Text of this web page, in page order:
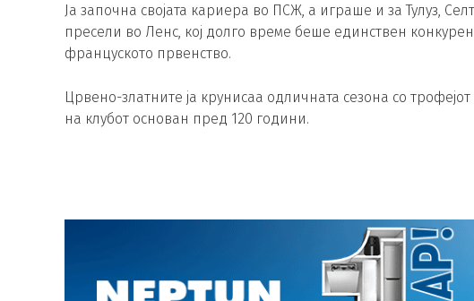
Ја започна својата кариера во ПСЖ, а играше и за Тулуз,
пресели во Ленс, кој долго време беше единствен
француското првенство.
Црвено-златните ја крунисаа одличната сезона со
на клубот основан пред 120 години.